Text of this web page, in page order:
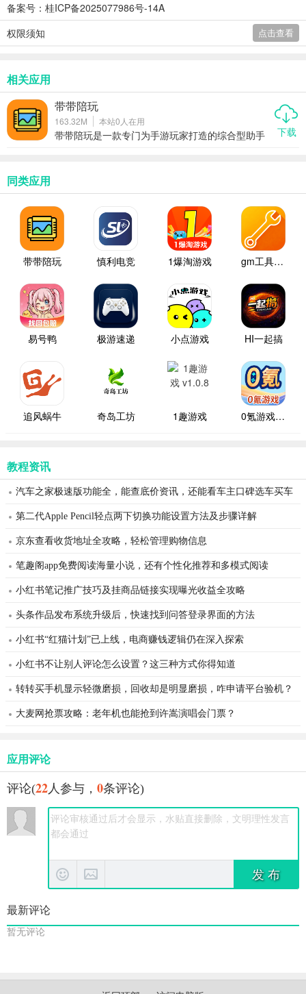
备案号：桂ICP备2025077986号-14A
权限须知
点击查看
相关应用
带带陪玩
163.32M 本站0 人在用
带带陪玩是一款专门为手游玩家打造的综合型助手
下载
同类应用
带带陪玩 慎利电竞 1爆淘游戏 gm工具箱助手
易号鸭 极游速递 小点游戏 HI一起搞
追风蜗牛 奇岛工坊 1趣游戏 0氪游戏助手
教程资讯
汽车之家极速版功能全，能查底价资讯，还能看车主口碑选车买车
第二代Apple Pencil轻点两下切换功能设置方法及步骤详解
京东查看收货地址全攻略，轻松管理购物信息
笔趣阁app免费阅读海量小说，还有个性化推荐和多模式阅读
小红书笔记推广技巧及挂商品链接实现曝光收益全攻略
头条作品发布系统升级后，快速找到问答登录界面的方法
小红书“红猫计划”已上线，电商赚钱逻辑仍在深入探索
小红书不让别人评论怎么设置？这三种方式你得知道
转转买手机显示轻微磨损，回收却是明显磨损，咋申请平台验机？
大麦网抢票攻略：老年机也能抢到许嵩演唱会门票？
应用评论
评论(22人参与， 0条评论)
发 布
最新评论
暂无评论